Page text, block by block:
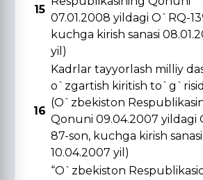
15
07.01.2008 yildagi O`RQ-
kuchga kirish sanasi
yil)
16
Kadrlar tayyorlash milliy
o`zgartish kiritish
(O`zbekiston
Qonuni 09.04.2007 yildagi
87-son, kuchga kirish sanasi
10.04.2007 yil)
“O`zbekiston